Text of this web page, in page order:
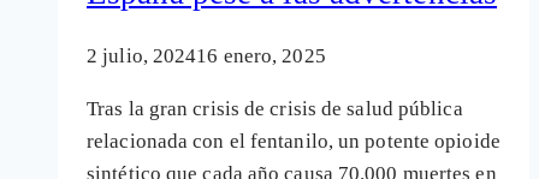
gran
de
nicotina
2 julio, 202416 enero, 2025
Tras la gran crisis de crisis de salud pública
relacionada con el fentanilo, un potente opioide
sintético que cada año causa 70.000 muertes en